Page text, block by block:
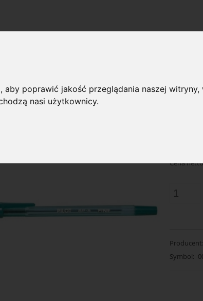
poprawić jakość przeglądania naszej
nasi użytkownicy.
Długopis PILOT BPS zielony.
BPS zielony
Cena
Symbol: